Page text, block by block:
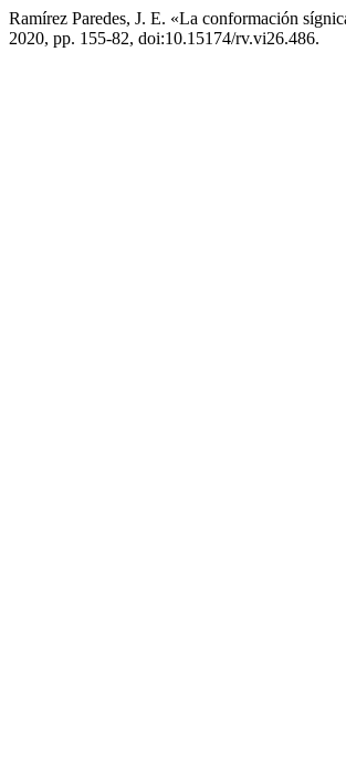
Ramírez Paredes, J. E. «La conformación
2020, pp. 155-82, doi:10.15174/rv.vi26.486.